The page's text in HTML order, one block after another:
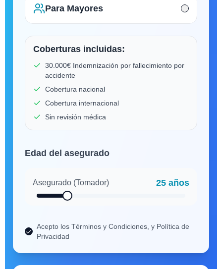
Para Mayores
Coberturas incluidas:
30.000€ Indemnización por fallecimiento por
accidente
Cobertura nacional
Cobertura internacional
Sin revisión médica
Edad del asegurado
Asegurado (Tomador) 25 años
Acepto los Términos y Condiciones, y Política de
Privacidad